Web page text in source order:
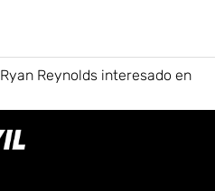
Ryan Reynolds interesado en